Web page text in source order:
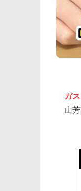
ガ
山